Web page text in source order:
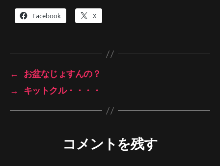
Facebook X
←
お盆なじょすんの？
→
キットクル・・・・
コメントを残す